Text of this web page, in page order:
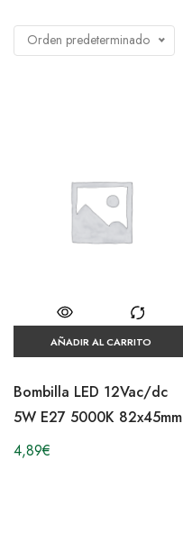
Orden predeterminado
AÑADIR AL CARRITO
Bombilla LED 12Vac/dc
5W E27 5000K 82x45mm
4,89€